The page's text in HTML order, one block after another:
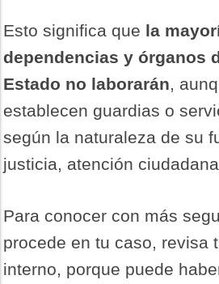
Esto significa que la
dependencias y órganos
Estado no laborarán,
establecen guardias o
según la naturaleza de su
justicia, atención
Para conocer con más
procede en tu caso, revisa
interno, porque puede